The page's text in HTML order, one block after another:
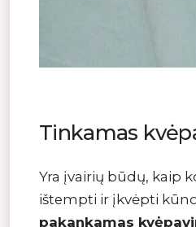
Tinkamas
Yra įvairių būdų, kaip
ištempti ir įkvėpti
pakankamas